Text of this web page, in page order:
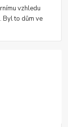
vzhledu
Byl to dům ve